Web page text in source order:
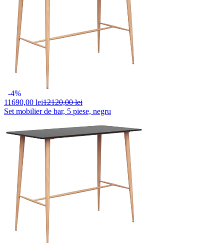
-4%
11690,00 lei12120,00 lei
Set mobilier de bar, 5 piese, negru